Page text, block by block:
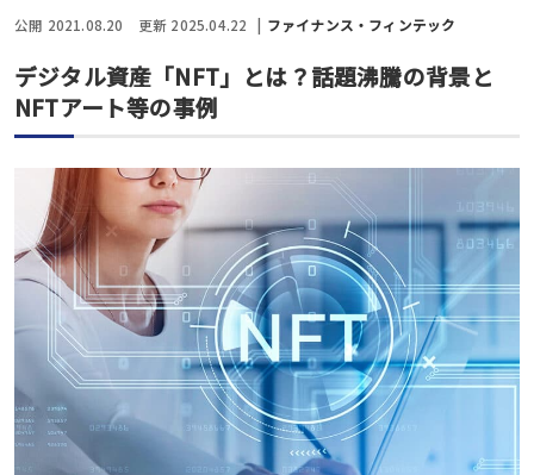
公開 2021.08.20 更新 2025.04.22 ファイナンス・フィンテック
デジタル資産「NFT」とは？話題沸騰の背景と
NFTアート等の事例